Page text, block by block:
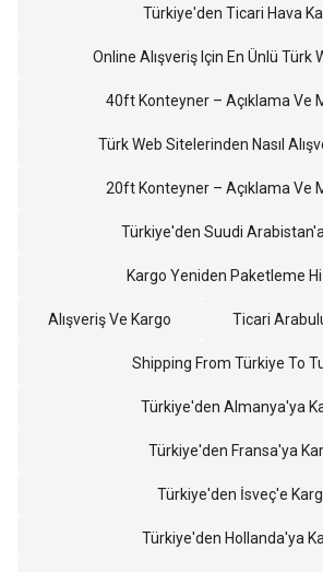
Türkiye'den Ticari Hava
Online Alışveriş Için En Ünlü Türk
40ft Konteyner – Açıklama Ve
Türk Web Sitelerinden Nasıl
20ft Konteyner – Açıklama Ve
Türkiye'den Suudi
Kargo Yeniden Paketleme
Alışveriş Ve Kargo Ticari
Shipping From Türkiye To
Türkiye'den Almanya'ya
Türkiye'den Fransa'ya
Türkiye'den İsveç'e
Türkiye'den Hollanda'ya